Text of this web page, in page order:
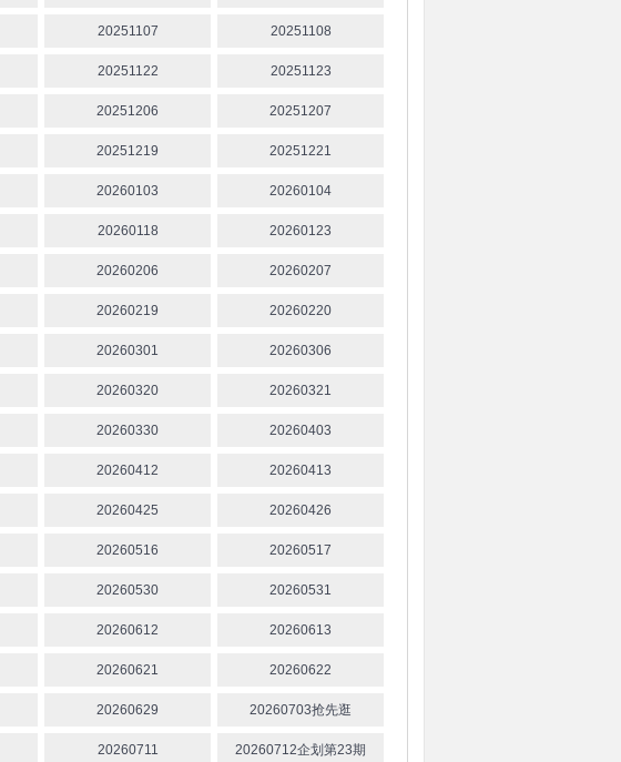
20251107 20251108
20251122 20251123
20251206 20251207
20251219 20251221
20260103 20260104
20260118 20260123
20260206 20260207
20260219 20260220
20260301 20260306
20260320 20260321
20260330 20260403
20260412 20260413
20260425 20260426
20260516 20260517
20260530 20260531
20260612 20260613
20260621 20260622
20260629 20260703抢先逛
20260711 20260712企划第23期